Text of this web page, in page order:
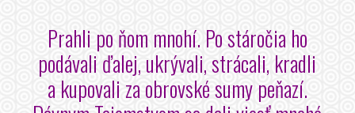
Prahli po ňom mnohí. Po stáročia ho
podávali ďalej, ukrývali, strácali, kradli
a kupovali za obrovské sumy peňazí.